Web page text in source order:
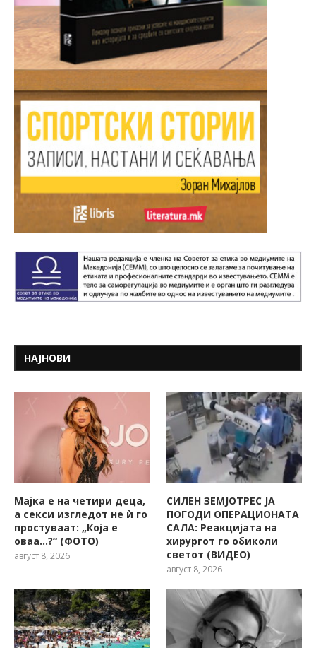
НАЈНОВИ
Мајка е на четири деца,
а секси изгледот не ѝ го
простуваат: „Која е
оваа…?“ (ФОТО)
август 8, 2026
СИЛЕН ЗЕМЈОТРЕС ЈА
ПОГОДИ ОПЕРАЦИОНАТА
САЛА: Реакцијата на
хирургот го обиколи
светот (ВИДЕО)
август 8, 2026